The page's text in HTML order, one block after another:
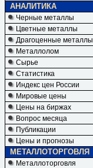
АНАЛИТИКА
Черные металлы
Цветные металлы
Драгоценные металлы
Металлолом
Сырье
Статистика
Индекс цен России
Мировые цены
Цены на биржах
Вопрос месяца
Публикации
Цены и прогнозы
МЕТАЛЛОТОРГОВЛЯ
Металлоторговля